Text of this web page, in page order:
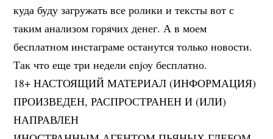
куда буду загружать все ролики и тексты вот с
таким анализом горячих денег. А в моем
бесплатном инстаграме останутся только новости.
Так что еще три недели enjoy бесплатно.
18+ НАСТОЯЩИЙ МАТЕРИАЛ (ИНФОРМАЦИЯ)
ПРОИЗВЕДЕН, РАСПРОСТРАНЕН И (ИЛИ)
НАПРАВЛЕН